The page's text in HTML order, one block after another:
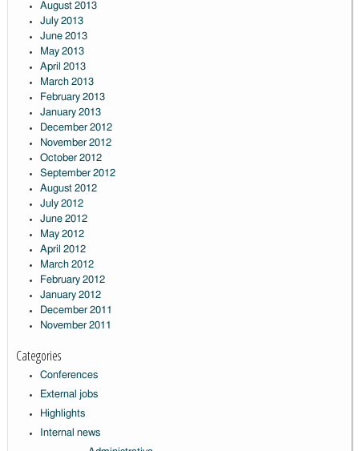
August 2013
July 2013
June 2013
May 2013
April 2013
March 2013
February 2013
January 2013
December 2012
November 2012
October 2012
September 2012
August 2012
July 2012
June 2012
May 2012
April 2012
March 2012
February 2012
January 2012
December 2011
November 2011
Categories
Conferences
External jobs
Highlights
Internal news